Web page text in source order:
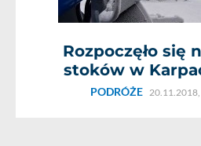
Rozpoczęło się
stoków w
PODRÓŻE 20.11.2018,